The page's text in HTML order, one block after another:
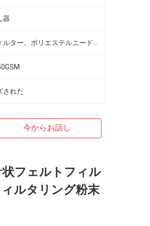
器
された
今からお話し
フェルトフィル
ルタリング粉末